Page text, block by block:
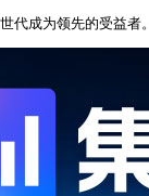
代成为领先的受益者。